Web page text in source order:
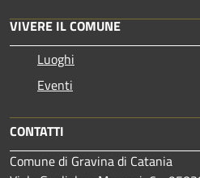
VIVERE IL COMUNE
Luoghi
Eventi
CONTATTI
Comune di Gravina di Catania